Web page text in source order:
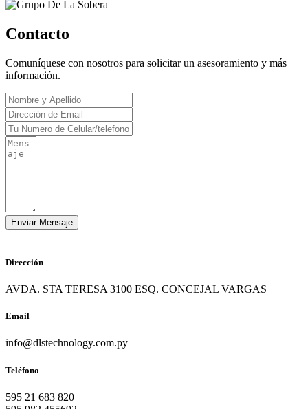
Contacto
Comuníquese con nosotros para solicitar un asesoramiento y más
información.
Dirección
AVDA. STA TERESA 3100 ESQ. CONCEJAL VARGAS
Email
info@dlstechnology.com.py
Teléfono
595 21 683 820